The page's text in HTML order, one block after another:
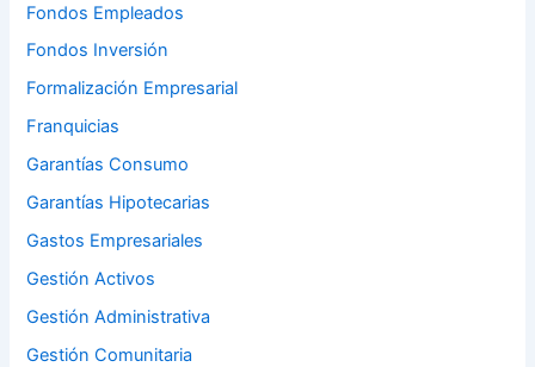
Fondos Empleados
Fondos Inversión
Formalización Empresarial
Franquicias
Garantías Consumo
Garantías Hipotecarias
Gastos Empresariales
Gestión Activos
Gestión Administrativa
Gestión Comunitaria